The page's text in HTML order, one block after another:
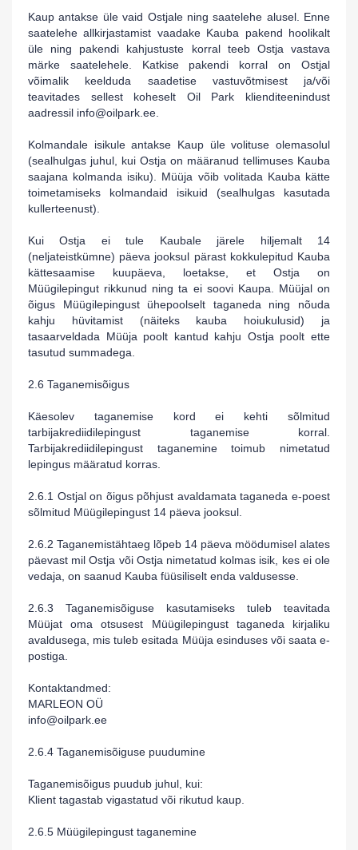
Kaup antakse üle vaid Ostjale ning saatelehe alusel. Enne
saatelehe allkirjastamist vaadake Kauba pakend hoolikalt
üle ning pakendi kahjustuste korral teeb Ostja vastava
märke saatelehele. Katkise pakendi korral on Ostjal
võimalik keelduda saadetise vastuvõtmisest ja/või
teavitades sellest koheselt Oil Park klienditeenindust
aadressil info@oilpark .ee.
Kolmandale isikule antakse Kaup üle volituse olemasolul
(sealhulgas juhul, kui Ostja on määranud tellimuses Kauba
saajana kolmanda isiku). Müüja võib volitada Kauba kätte
toimetamiseks kolmandaid isikuid (sealhulgas kasutada
kullerteenust).
Kui Ostja ei tule Kaubale järele hiljemalt 14
(neljateistkümne) päeva jooksul pärast kokkulepitud Kauba
kättesaamise kuupäeva, loetakse, et Ostja on
Müügilepingut rikkunud ning ta ei soovi Kaupa. Müüjal on
õigus Müügilepingust ühepoolselt taganeda ning nõuda
kahju hüvitamist (näiteks kauba hoiukulusid) ja
tasaarveldada Müüja poolt kantud kahju Ostja poolt ette
tasutud summadega.
2.6 Taganemisõigus
Käesolev taganemise kord ei kehti sõlmitud
tarbijakrediidilepingust taganemise korral.
Tarbijakrediidilepingust taganemine toimub nimetatud
lepingus määratud korras.
2.6.1 Ostjal on õigus põhjust avaldamata taganeda e-poest
sõlmitud Müügilepingust 14 päeva jooksul.
2.6.2 Taganemistähtaeg lõpeb 14 päeva möödumisel alates
päevast mil Ostja või Ostja nimetatud kolmas isik, kes ei ole
vedaja, on saanud Kauba füüsiliselt enda valdusesse.
2.6.3 Taganemisõiguse kasutamiseks tuleb teavitada
Müüjat oma otsusest Müügilepingust taganeda kirjaliku
avaldusega, mis tuleb esitada Müüja esinduses või saata e-
postiga.
Kontaktandmed:
MARLEON OÜ
info@oilpark .ee
2.6.4 Taganemisõiguse puudumine
Taganemisõigus puudub juhul, kui:
Klient tagastab vigastatud või rikutud kaup.
2.6.5 Müügilepingust taganemine